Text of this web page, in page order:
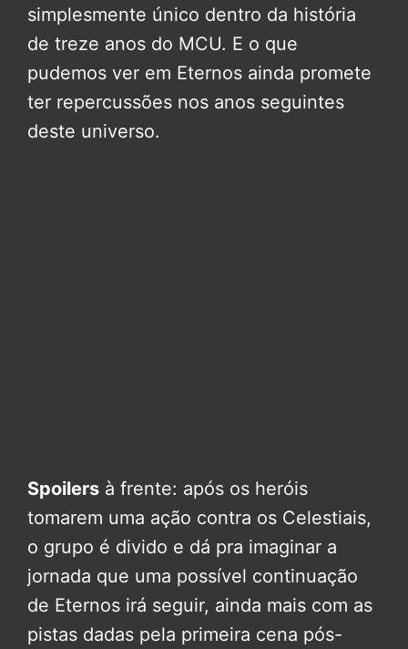
simplesmente único dentro da história
de treze anos do MCU. E o que
pudemos ver em Eternos ainda promete
ter repercussões nos anos seguintes
deste universo.
Spoilers à frente: após os heróis
tomarem uma ação contra os Celestiais,
o grupo é divido e dá pra imaginar a
jornada que uma possível continuação
de Eternos irá seguir, ainda mais com as
pistas dadas pela primeira cena pós-